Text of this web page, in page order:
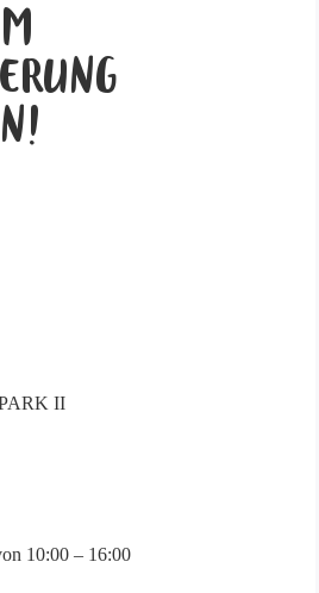
II
10:00 – 16:00